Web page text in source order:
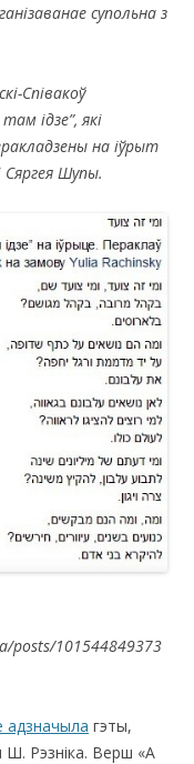
супольна з
Співакоў
iдзе”, які
на іўрыт
Сяргея Шупы.
posts/101544849373
адзначыла гэты,
Рэзніка. Верш «А